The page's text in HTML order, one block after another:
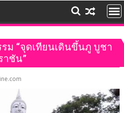
ม “จุดเทียนเดินขึ้นภู บูชา
าชัน”